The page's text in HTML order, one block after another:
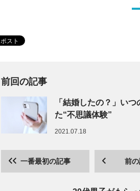
前回の記事
「結婚したの？」い
た“不思議体験”
2021.07.18
一番最初の記事 前